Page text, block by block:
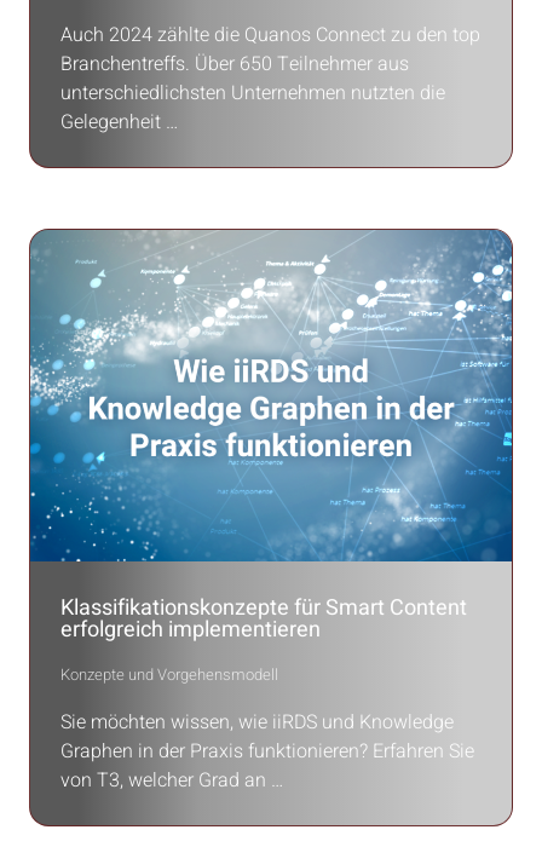
Auch 2024 zählte die Quanos Connect zu den top
Branchentreffs. Über 650 Teilnehmer aus
unterschiedlichsten Unternehmen nutzten die
Gelegenheit …
Klassifikationskonzepte für Smart Content
erfolgreich implementieren
Konzepte und Vorgehensmodell
Sie möchten wissen, wie iiRDS und Knowledge
Graphen in der Praxis funktionieren? Erfahren Sie
von T3, welcher Grad an …